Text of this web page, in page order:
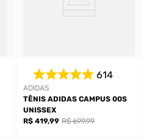
ADIDAS
614
TÊNIS ADIDAS CAMPUS 00S
UNISSEX
R$ 419,99 R$ 699,99